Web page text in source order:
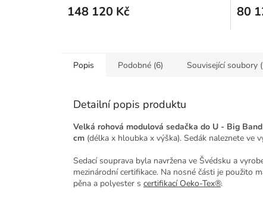
148 120 Kč 80
Popis Podobné (6) Související soubory
Detailní popis produktu
Velká rohová modulová sedačka do U - Big
cm (délka x hloubka x výška). Sedák naleznete ve
Sedací souprava byla navržena ve Švédsku a
mezinárodní certifikace. Na nosné části je použito
pěna a polyester s certifikací Oeko-Tex®.